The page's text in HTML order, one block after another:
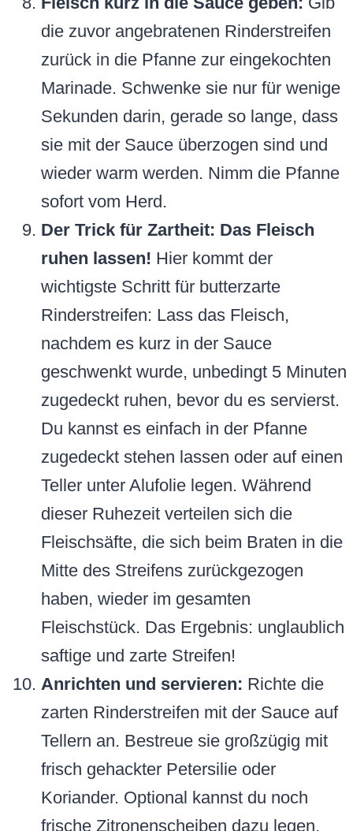
die zuvor angebratenen Rinderstreifen
zurück in die Pfanne zur eingekochten
Marinade. Schwenke sie nur für wenige
Sekunden darin, gerade so lange, dass
sie mit der Sauce überzogen sind und
wieder warm werden. Nimm die Pfanne
sofort vom Herd.
Der Trick für Zartheit: Das Fleisch
ruhen lassen! Hier kommt der
wichtigste Schritt für butterzarte
Rinderstreifen: Lass das Fleisch,
nachdem es kurz in der Sauce
geschwenkt wurde, unbedingt 5 Minuten
zugedeckt ruhen, bevor du es servierst.
Du kannst es einfach in der Pfanne
zugedeckt stehen lassen oder auf einen
Teller unter Alufolie legen. Während
dieser Ruhezeit verteilen sich die
Fleischsäfte, die sich beim Braten in die
Mitte des Streifens zurückgezogen
haben, wieder im gesamten
Fleischstück. Das Ergebnis: unglaublich
saftige und zarte Streifen!
Anrichten und servieren: Richte die
zarten Rinderstreifen mit der Sauce auf
Tellern an. Bestreue sie großzügig mit
frisch gehackter Petersilie oder
Koriander. Optional kannst du noch
frische Zitronenscheiben dazu legen.